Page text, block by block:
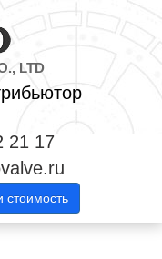
LTD
21 17
стоимость